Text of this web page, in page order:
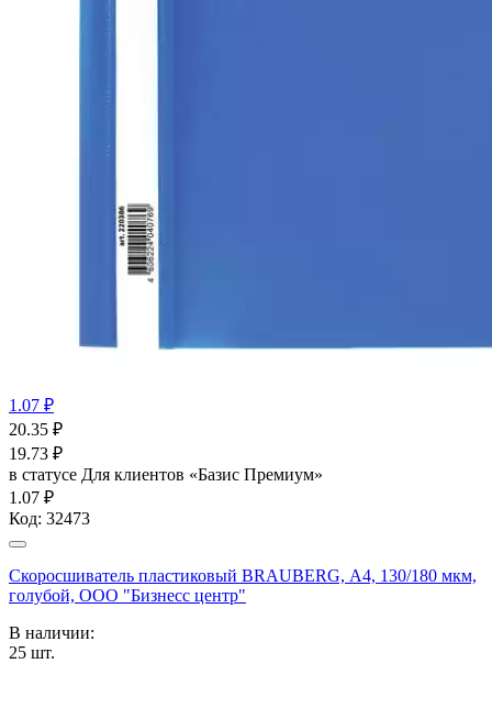
1.07 ₽
20.35 ₽
19.73 ₽
в статусе Для клиентов «Базис Премиум»
1.07 ₽
Код: 32473
Скоросшиватель пластиковый BRAUBERG, А4, 130/180 мкм,
голубой, ООО "Бизнесс центр"
В наличии:
25 шт.